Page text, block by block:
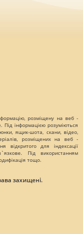
розміщену на веб -
Під інформацією розуміються
ящик-шота, скани, відео,
розміщених на веб -
відкритого для індексації
Під використанням
тощо.
захищені.